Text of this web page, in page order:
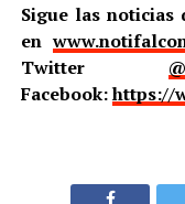
Sigue las noticias
en
Twitter
Facebook:https://